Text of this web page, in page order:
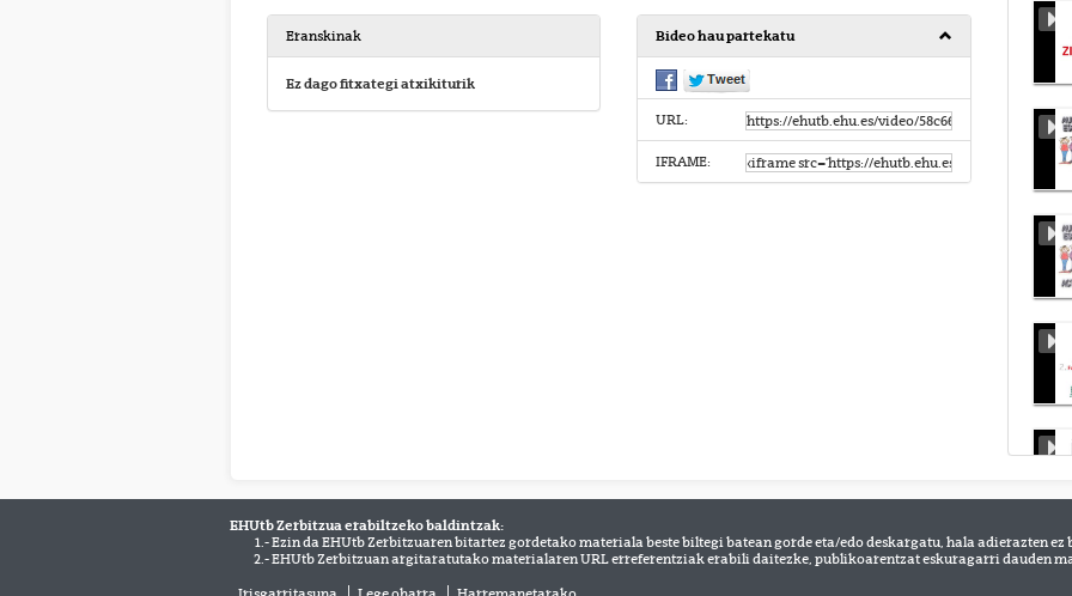
Eranskinak
Ez dago fitxategi atxikiturik
Bideo hau partekatu
URL:
IFRAME:
EHUtb Zerbitzua erabiltzeko baldintzak:
1.- Ezin da EHUtb Zerbitzuaren bitartez gordetako materiala beste biltegi batean gorde eta/edo deskargatu, hala adierazten ez
2.- EHUtb Zerbitzuan argitaratutako materialaren URL erreferentziak erabili daitezke, publikoarentzat eskuragarri dauden